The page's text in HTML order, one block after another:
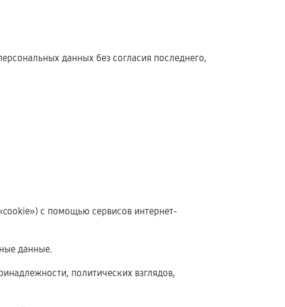
данных без согласия последнего,
с помощью сервисов интернет-
данные.
политических взглядов,